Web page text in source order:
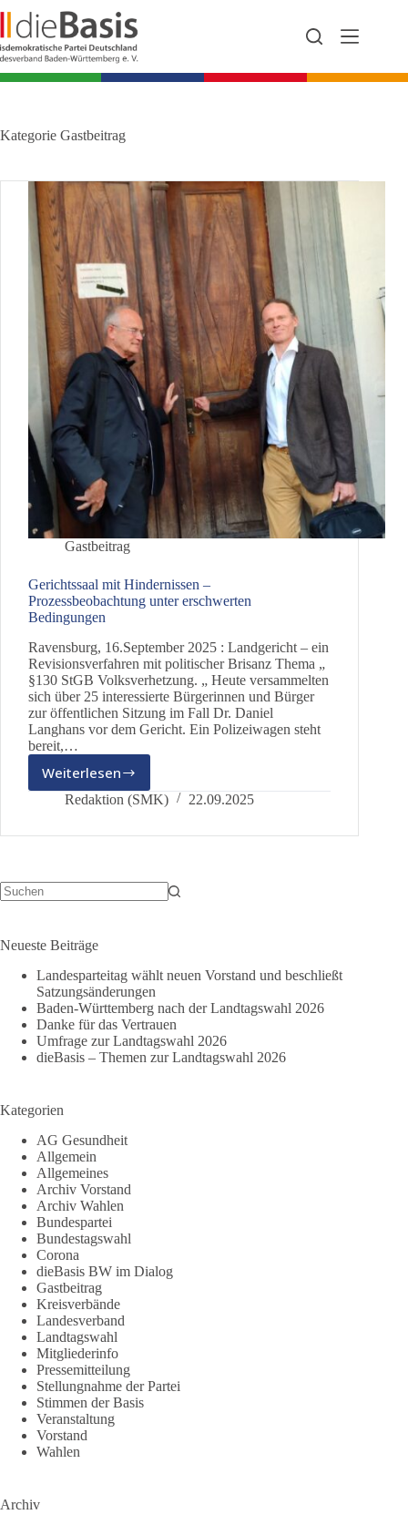
Inhalt
springen
Kategorie Gastbeitrag
Gastbeitrag
Gerichtssaal mit Hindernissen –
Prozessbeobachtung unter erschwerten
Bedingungen
Ravensburg, 16.September 2025 : Landgericht – ein
Revisionsverfahren mit politischer Brisanz Thema „
§130 StGB Volksverhetzung. „ Heute versammelten
sich über 25 interessierte Bürgerinnen und Bürger
zur öffentlichen Sitzung im Fall Dr. Daniel
Langhans vor dem Gericht. Ein Polizeiwagen steht
bereit,…
WeiterlesenGerichtssaal
mit
–
erschwerten
Redaktion (SMK) 22.09.2025
Neueste Beiträge
Landesparteitag wählt neuen Vorstand und beschließt
Satzungsänderungen
Baden-Württemberg nach der Landtagswahl 2026
Danke für das Vertrauen
Umfrage zur Landtagswahl 2026
dieBasis – Themen zur Landtagswahl 2026
Kategorien
AG Gesundheit
Allgemein
Allgemeines
Archiv Vorstand
Archiv Wahlen
Bundespartei
Bundestagswahl
Corona
dieBasis BW im Dialog
Gastbeitrag
Kreisverbände
Landesverband
Landtagswahl
Mitgliederinfo
Pressemitteilung
Stellungnahme der Partei
Stimmen der Basis
Veranstaltung
Vorstand
Wahlen
Archiv